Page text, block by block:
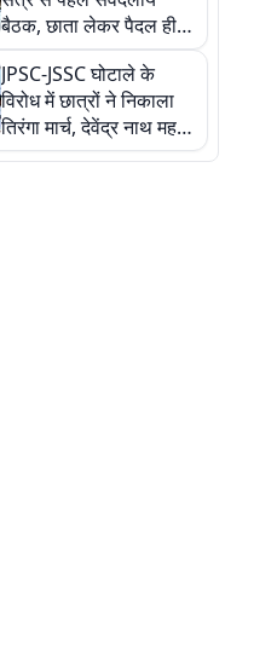
बैठक, छाता लेकर पैदल ही
सत्ता पक्ष की मीटिंग में पहुंचे
सीएम, देखें तस्वीरें
JPSC-JSSC घोटाले के
विरोध में छात्रों ने निकाला
तिरंगा मार्च, देवेंद्र नाथ महतो
ने किया जल ग्रहण, देखें